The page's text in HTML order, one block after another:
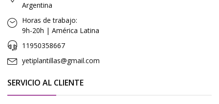
Argentina
Horas de trabajo:
9h-20h | América Latina
11950358667
yetiplantillas@gmail.com
SERVICIO AL CLIENTE